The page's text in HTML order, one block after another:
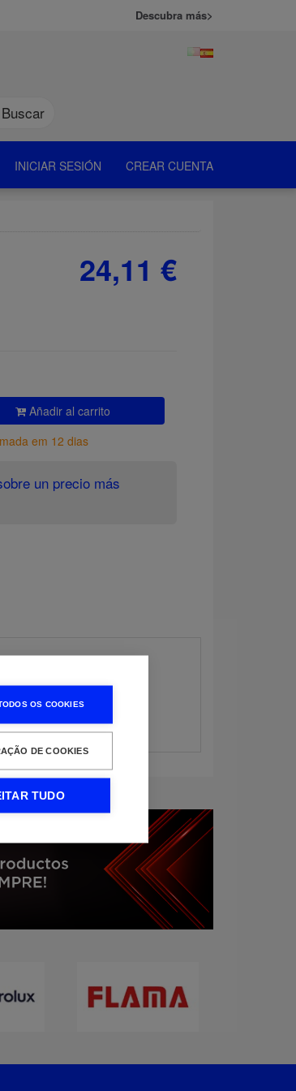
OS COOKIES
DE COOKIES
TUDO
Descubra más>
Buscar
INICIAR SESIÓN CREAR CUENTA
24,11 €
Añadir al carrito
em 12 dias
un precio más